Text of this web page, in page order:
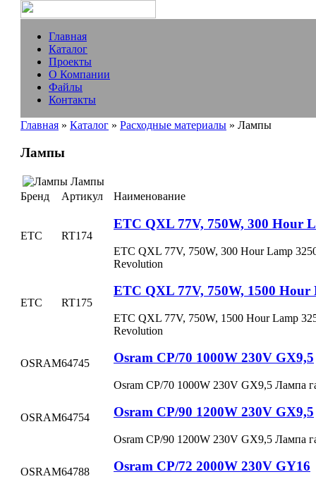
Главная
Каталог
Проекты
О Компании
Файлы
Контакты
Главная » Каталог » Расходные материалы » Лампы
Лампы
Лампы
Бренд
Артикул Наименование
ETC RT174
ETC QXL 77V, 750W, 300 Hour
ETC QXL 77V, 750W, 300 Hour Lamp
Revolution
ETC RT175
ETC QXL 77V, 750W, 1500 Hour
ETC QXL 77V, 750W, 1500 Hour Lamp
Revolution
OSRAM64745 Osram CP/70 1000W 230V GX9,5
Osram CP/70 1000W 230V GX9,5 Лампа
OSRAM64754 Osram CP/90 1200W 230V GX9,5
Osram CP/90 1200W 230V GX9,5 Лампа
OSRAM64788 Osram CP/72 2000W 230V GY16